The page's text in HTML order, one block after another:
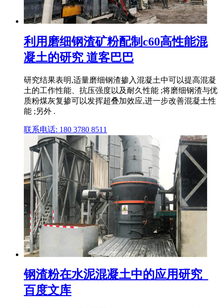
利用磨细钢渣矿粉配制c60高性能混
凝土的研究 道客巴巴
研究结果表明,适量磨细钢渣掺入混凝土中可以提高混凝
土的工作性能、抗压强度以及耐久性能 ;将磨细钢渣与优
质粉煤灰复掺可以发挥超叠加效应,进一步改善混凝土性
能 ;另外 .
联系电话: 180 3780 8511
钢渣粉在水泥混凝土中的应用研究_
百度文库